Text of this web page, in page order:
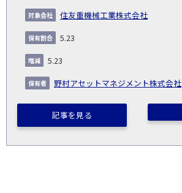
住友重機械工業株式会社
5.23
5.23
野村アセットマネジメント株式会社
記事を見る